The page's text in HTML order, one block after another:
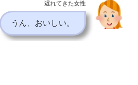
遅れてきた女性
うん、おいしい。